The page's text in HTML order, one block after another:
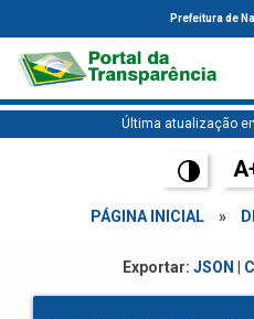
Prefeitura de
Última atualização
PÁGINA INICIAL »
Exportar: JSON